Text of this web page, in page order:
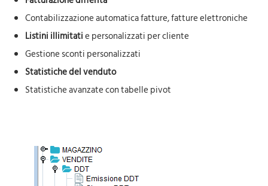
Contabilizzazione automatica fatture, fatture elettroniche
Listini illimitatie personalizzati per cliente
Gestione sconti personalizzati
Statistiche del venduto
Statistiche avanzate con tabelle pivot